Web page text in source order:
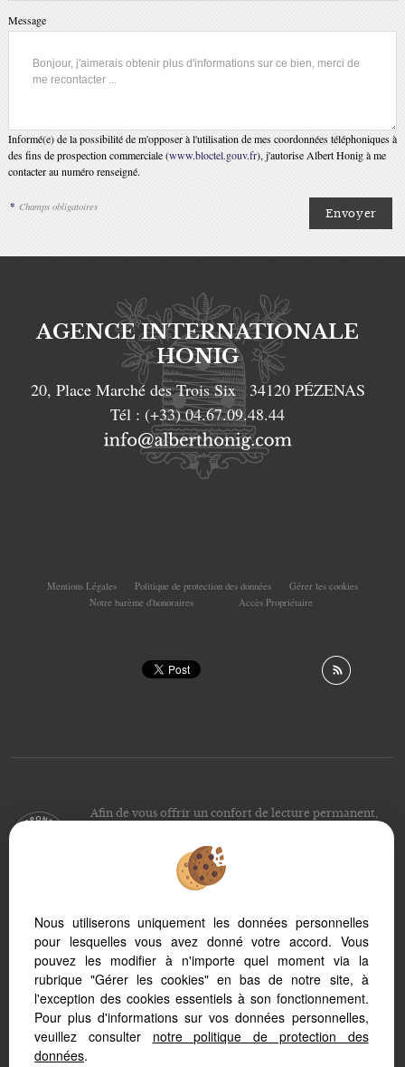
Message
Informé(e) de la possibilité de m'opposer à l'utilisation de mes coordonnées téléphoniques à
des fins de prospection commerciale (www.bloctel.gouv.fr), j'autorise Albert Honig à me
contacter au numéro renseigné.
* Champs obligatoires
AGENCE INTERNATIONALE
HONIG
20, Place Marché des Trois Six 34120 PÉZENAS
Tél : (+33) 04.67.09.48.44
Mentions Légales Politique de protection des données
Gérer les cookies
Notre barème d'honoraires
Accès Propriétaire
Afin de vous offrir un confort de lecture permanent,
notre site s’adapte automatiquement aux différents types
d'écrans
Logiciel immo
Création site internet
Référencement site immobilier
Nous utiliserons uniquement les données personnelles
pour lesquelles vous avez donné votre accord. Vous
pouvez les modifier à n'importe quel moment via la
rubrique "Gérer les cookies" en bas de notre site, à
l'exception des cookies essentiels à son fonctionnement.
Pour plus d'informations sur vos données personnelles,
veuillez consulter notre politique de protection des
données.